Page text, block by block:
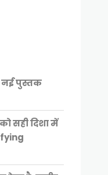
नई पुस्तक
सही दिशा में